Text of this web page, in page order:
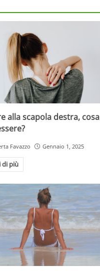
alla scapola destra, cosa
Favazzo Gennaio 1, 2025
di più